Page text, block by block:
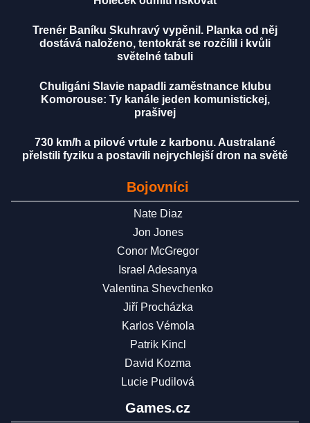
Trenér Baníku Skuhravý vypěnil. Planka od něj
dostává naloženo, tentokrát se rozčílil i kvůli
světelné tabuli
Chuligáni Slavie napadli zaměstnance klubu
Komorouse: Ty kanále jeden komunistickej,
prašivej
730 km/h a pilové vrtule z karbonu. Australané
přelstili fyziku a postavili nejrychlejší dron na světě
Bojovníci
Nate Diaz
Jon Jones
Conor McGregor
Israel Adesanya
Valentina Shevchenko
Jiří Procházka
Karlos Vémola
Patrik Kincl
David Kozma
Lucie Pudilová
Games.cz